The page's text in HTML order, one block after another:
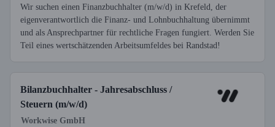
Wir suchen einen Finanzbuchhalter (m/w/d) in Krefeld, der
eigenverantwortlich die Finanz- und Lohnbuchhaltung übernimmt
und als Ansprechpartner für rechtliche Fragen fungiert. Werden Sie
Teil eines wertschätzenden Arbeitsumfeldes bei Randstad!
Bilanzbuchhalter - Jahresabschluss /
Steuern (m/w/d)
Workwise GmbH